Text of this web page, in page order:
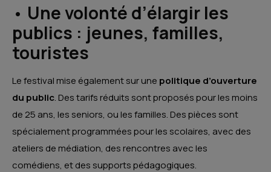
• Une volonté d’élargir les
publics : jeunes, familles,
touristes
Le festival mise également sur une politique d’ouverture
du public. Des tarifs réduits sont proposés pour les moins
de 25 ans, les seniors, ou les familles. Des pièces sont
spécialement programmées pour les scolaires, avec des
ateliers de médiation, des rencontres avec les
comédiens, et des supports pédagogiques.